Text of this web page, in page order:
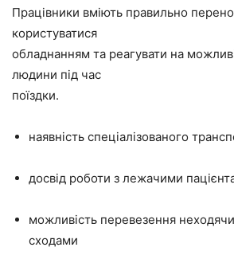
Працівники вміють правильно
користуватися
обладнанням та реагувати на
людини під час
поїздки.
наявність спеціалізованого
досвід роботи з лежачими
можливість перевезення
сходами